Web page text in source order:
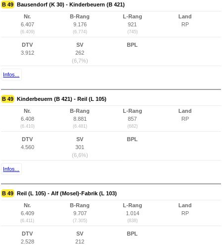
B 49 Bausendorf (K 30) - Kinderbeuern (B 421)
Nr.
6.407
(6.409)
B-Rang
9.176
(6.774)
L-Rang
921
(745)
Land
RP
DTV
3.912
SV
262
(6,7%)
BPL
Infos...
B 49 Kinderbeuern (B 421) - Reil (L 105)
Nr.
6.408
(6.410)
B-Rang
8.881
(6.481)
L-Rang
857
(682)
Land
RP
DTV
4.560
SV
301
(6,6%)
BPL
Infos...
B 49 Reil (L 105) - Alf (Mosel)-Fabrik (L 103)
Nr.
6.409
(6.411)
B-Rang
9.707
(7.305)
L-Rang
1.014
(838)
Land
RP
DTV
2.528
SV
212
BPL